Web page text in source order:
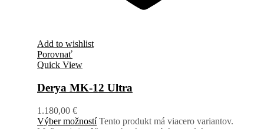
Add to wishlist
Porovnať
Quick View
Derya MK-12 Ultra
1.180,00 €
Výber možností Tento produkt má viacero variantov.